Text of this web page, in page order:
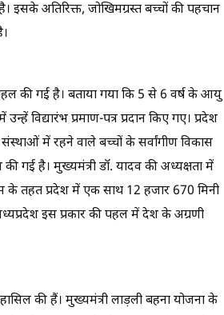
अतिरिक्त, जोखिमग्रस्त बच्चों की पहचान
की गई है। बताया गया कि 5 से 6 वर्ष के आयु
विद्यारंभ प्रमाण-पत्र प्रदान किए गए। प्रदेश
संस्थाओं में रहने वाले बच्चों के सर्वांगीण विकास
गई है। मुख्यमंत्री डॉ. यादव की अध्यक्षता में
के तहत प्रदेश में एक साथ 12 हजार 670 मिनी
इस प्रकार की पहल में देश के अग्रणी
की हैं। मुख्यमंत्री लाड़ली बहना योजना के